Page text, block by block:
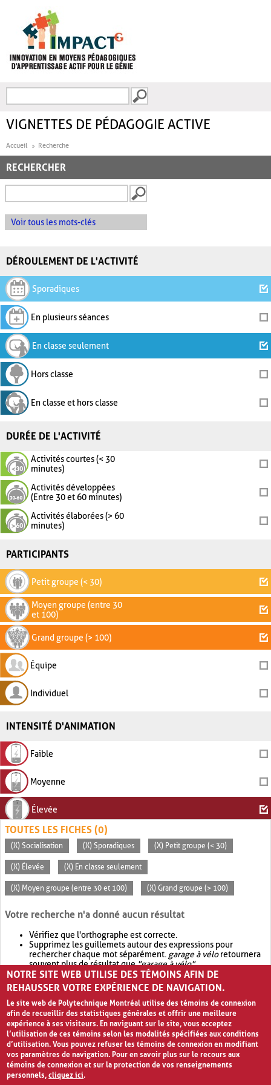
FORMULAIRE DE
VIGNETTES DE PÉDAGOGIE ACTIVE
Accueil Recherche
RECHERCHER
Voir tous les mots-clés
DÉROULEMENT DE L'ACTIVITÉ
Sporadiques
En plusieurs séances
En classe seulement
Hors classe
En classe et hors classe
DURÉE DE L'ACTIVITÉ
Activités courtes (< 30
minutes)
Activités développées
(Entre 30 et 60 minutes)
Activités élaborées (> 60
minutes)
PARTICIPANTS
Petit groupe (< 30)
Moyen groupe (entre 30
et 100)
Grand groupe (> 100)
Équipe
Individuel
INTENSITÉ D'ANIMATION
Faible
Moyenne
Élevée
TOUTES LES FICHES (0)
(X) Socialisation (X) Sporadiques (X) Petit groupe (< 30)
(X) Élevée (X) En classe seulement
(X) Moyen groupe (entre 30 et 100) (X) Grand groupe (> 100)
Votre recherche n'a donné aucun résultat
Vérifiez que l'orthographe est correcte.
Supprimez les guillemets autour des expressions pour
rechercher chaque mot séparément. garage à véloretournera
souvent plus de résultat que"garage à vélo".
Envisagez d'élargir votre recherche avec OR.garage OR vélo
retournera souvent plus de résultat quegarage à vélo
NOTRE SITE WEB UTILISE DES TÉMOINS AFIN DE
REHAUSSER VOTRE EXPÉRIENCE DE NAVIGATION.
Le site web de Polytechnique Montréal utilise des témoins de connexion
afin de recueillir des statistiques générales et offrir une meilleure
expérience à ses visiteurs. En naviguant sur le site, vous acceptez
l’utilisation de ces témoins selon les modalités spécifiées aux conditions
d’utilisation. Vous pouvez refuser les témoins de connexion en modifiant
vos paramètres de navigation. Pour en savoir plus sur le recours aux
témoins de connexion et sur la protection de vos renseignements
personnels,cliquez ici.